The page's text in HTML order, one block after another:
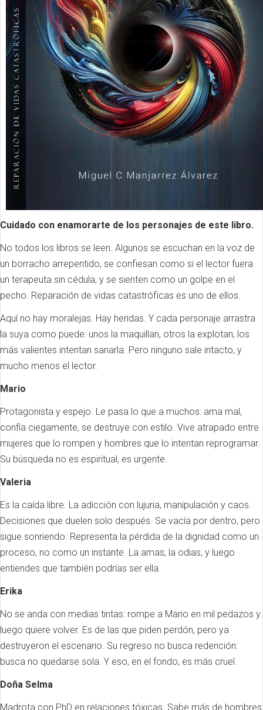
Cuidado con enamorarte de los personajes de este libro.
No todos los libros se leen. Algunos se escuchan en la voz de
un borracho arrepentido, se confiesan como si el lector fuera
un terapeuta sin cédula, y se sienten como un golpe en el
pecho. Reparación de vidas catastróficas es uno de ellos.
Aquí no hay moralejas. Hay heridas. Y cada personaje arrastra
la suya como puede: unos la maquillan, otros la explotan, los
más valientes intentan sanarla. Pero ninguno sale intacto, y
mucho menos el lector.
Mario
Protagonista y espejo. Le pasa lo que a muchos: ama mal,
confía ciegamente, se destruye con estilo. Vive atrapado entre
mujeres que lo rompen y hombres que lo intentan reprogramar.
Su búsqueda no es espiritual, es urgente.
Valeria
Es la caída libre. La adicción con lujuria, manipulación y caos.
Decisiones que duelen solo después. Se vacía por dentro, pero
sigue sonriendo. Representa la pérdida de la dignidad como un
proceso, no como un instante. La amas, la odias, y luego
entiendes que también podrías ser ella.
Erika
No se anda con medias tintas: rompe a Mario en mil pedazos y
luego quiere volver. Es de las que piden perdón, pero ya
destruyeron el escenario. Su regreso no busca redención:
busca no quedarse sola. Y eso, en el fondo, es más cruel.
Doña Selma
Madrota con PhD en relaciones tóxicas. Sabe más de hombres